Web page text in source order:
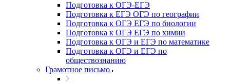
Подготовка к ОГЭ-ЕГЭ
Подготовка к ЕГЭ ОГЭ по географии
Подготовка к ОГЭ ЕГЭ по биологии
Подготовка к ОГЭ ЕГЭ по химии
Подготовка к ОГЭ и ЕГЭ по математике
Подготовка к ОГЭ и ЕГЭ по
обществознанию
Грамотное письмо